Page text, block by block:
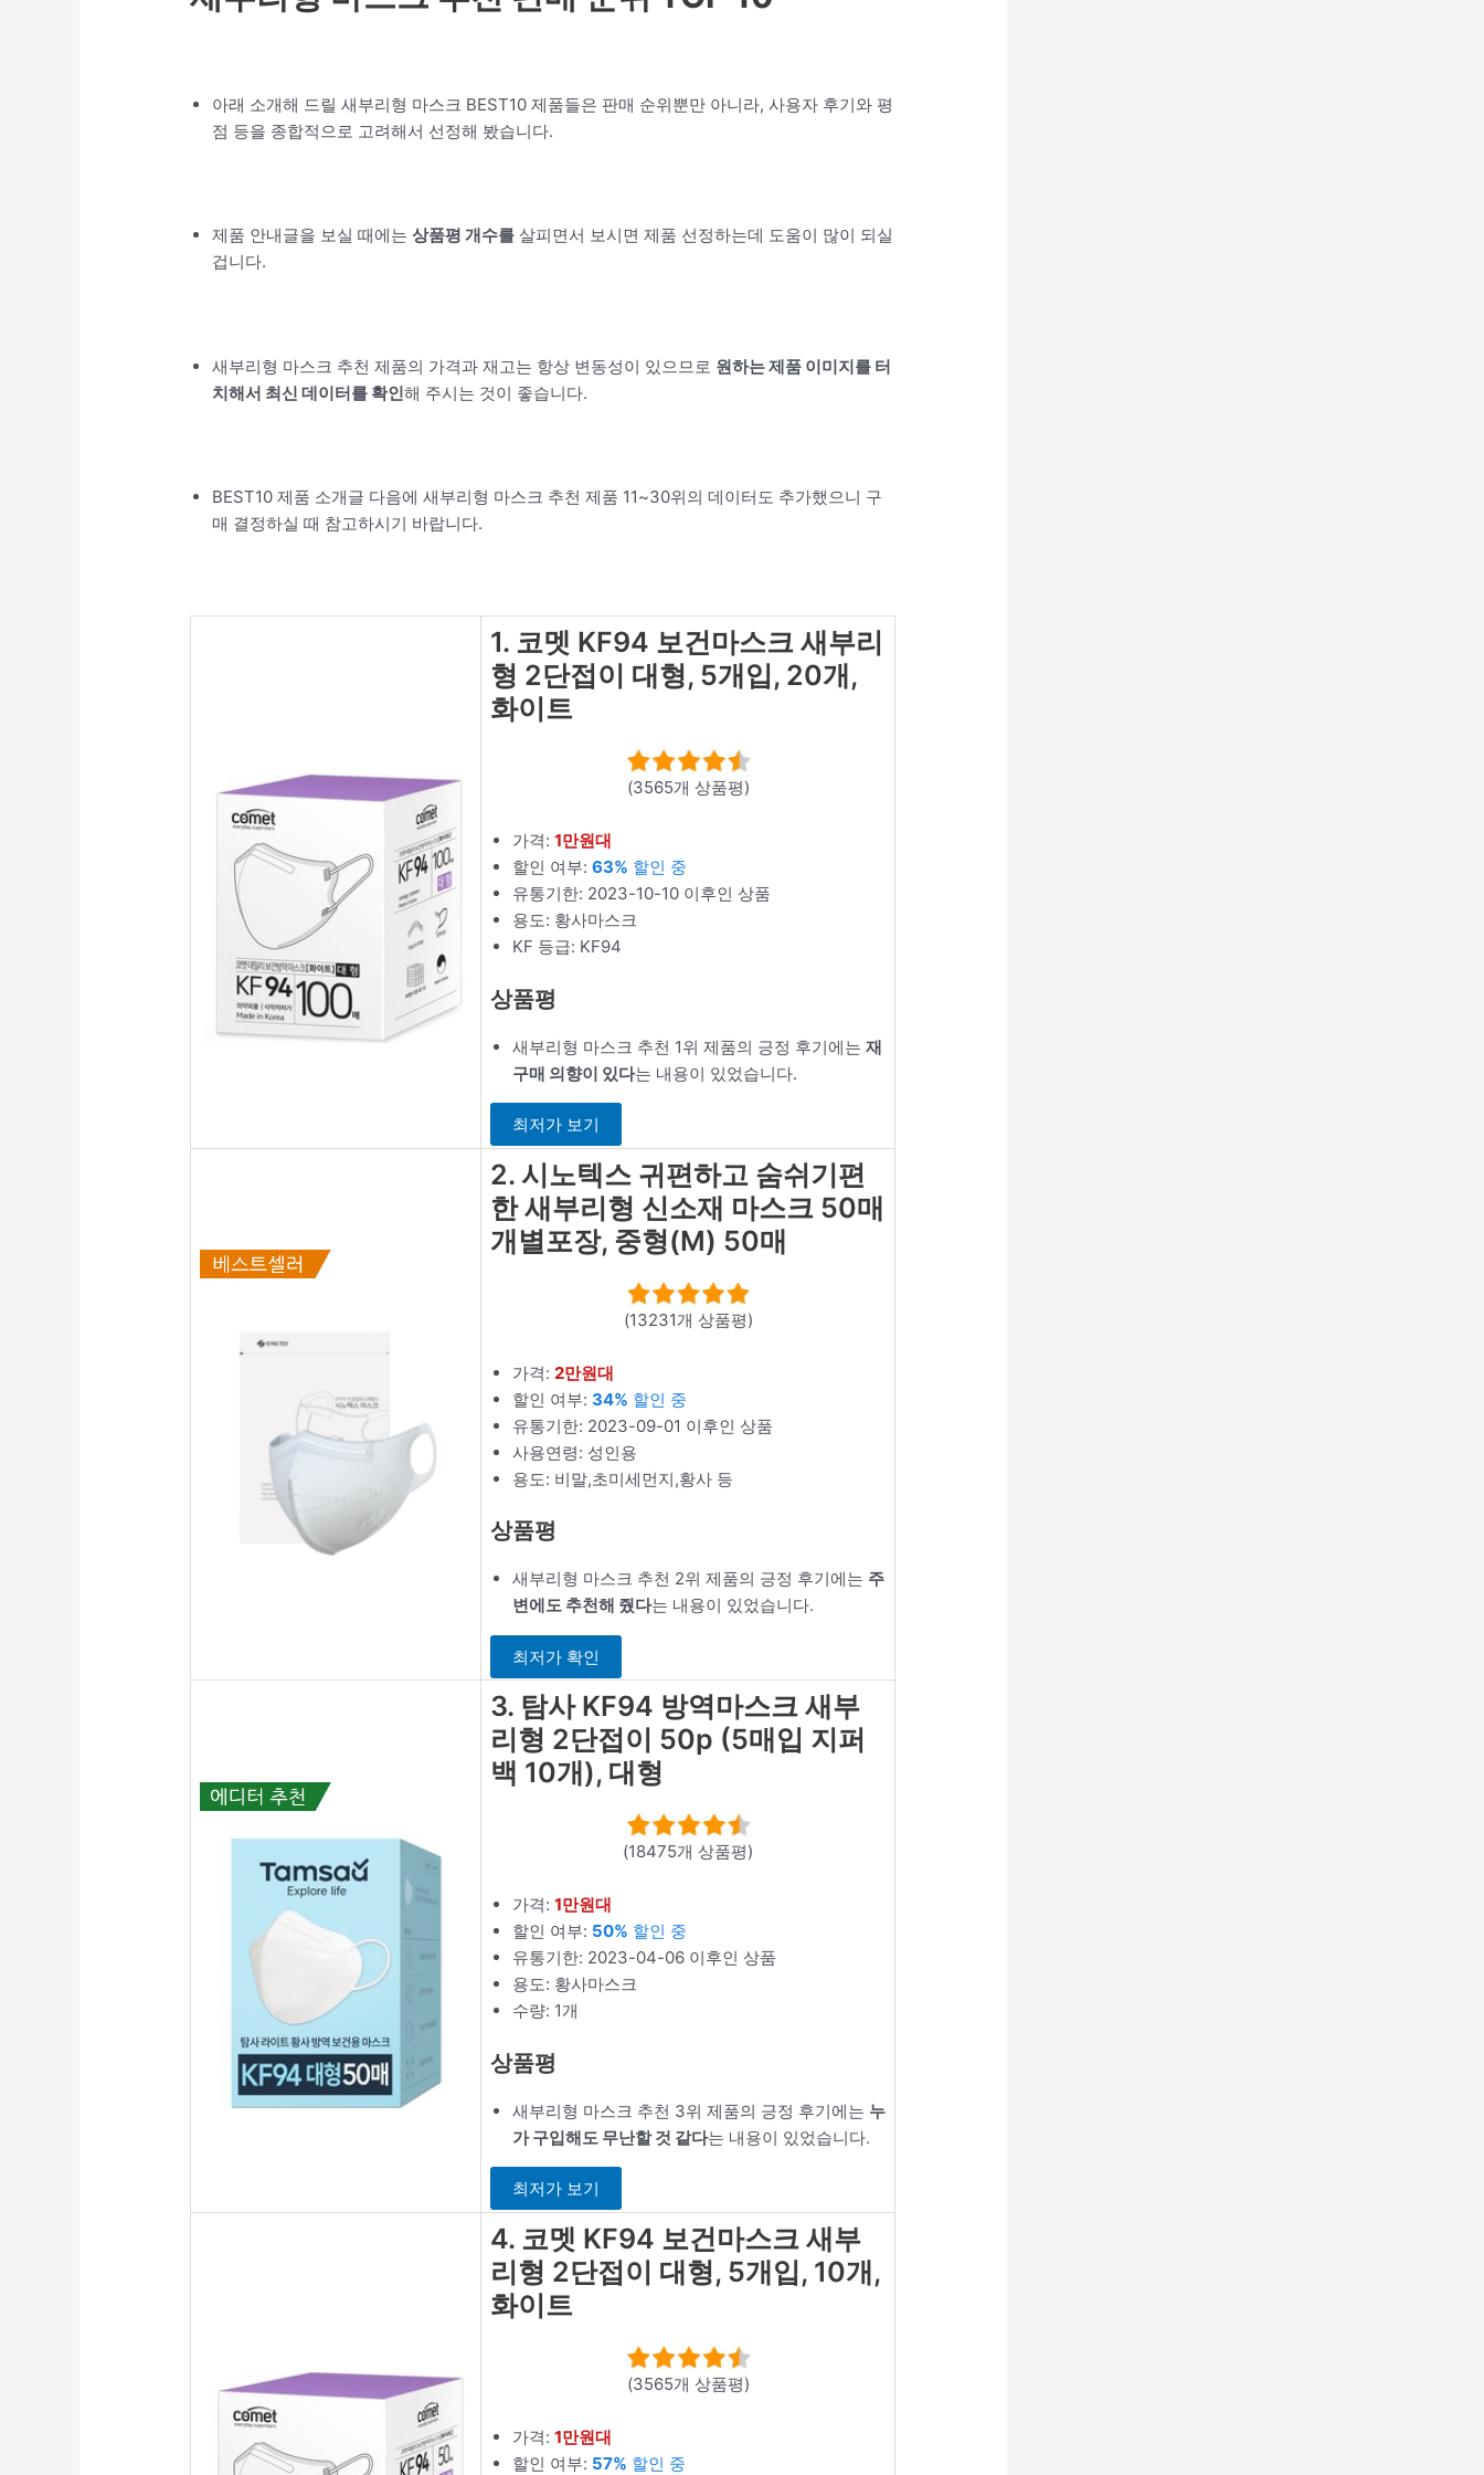
아래 소개해 드릴 새부리형 마스크 BEST10 제품들은 판매 순위뿐만 아니라, 사용자 후기와 평
점 등을 종합적으로 고려해서 선정해 봤습니다.
제품 안내글을 보실 때에는상품평 개수를 살피면서 보시면 제품 선정하는데 도움이 많이 되실
겁니다.
새부리형 마스크 추천 제품의 가격과 재고는 항상 변동성이 있으므로 원하는 제품 이미지를 터
치해서 최신 데이터를 확인해 주시는 것이 좋습니다.
BEST10 제품 소개글 다음에 새부리형 마스크 추천 제품 11~30위의 데이터도 추가했으니 구
매 결정하실 때 참고하시기 바랍니다.
1. 코멧 KF94 보건마스크 새부리
형 2단접이 대형, 5개입, 20개,
화이트
(3565개 상품평)
가격:1만원대
할인 여부:63% 할인 중
유통기한: 2023-10-10 이후인 상품
용도: 황사마스크
KF 등급: KF94
상품평
새부리형 마스크 추천 1위 제품의 긍정 후기에는재
구매 의향이 있다는 내용이 있었습니다.
최저가 보기
2. 시노텍스 귀편하고 숨쉬기편
한 새부리형 신소재 마스크 50매
개별포장, 중형(M) 50매
(13231개 상품평)
가격: 2만원대
할인 여부: 34% 할인 중
유통기한: 2023-09-01 이후인 상품
사용연령: 성인용
용도: 비말,초미세먼지,황사 등
상품평
새부리형 마스크 추천 2위 제품의 긍정 후기에는 주
변에도 추천해 줬다는 내용이 있었습니다.
최저가 확인
3. 탐사 KF94 방역마스크 새부
리형 2단접이 50p (5매입 지퍼
백 10개), 대형
(18475개 상품평)
가격:1만원대
할인 여부: 50% 할인 중
유통기한: 2023-04-06 이후인 상품
용도: 황사마스크
수량: 1개
상품평
새부리형 마스크 추천 3위 제품의 긍정 후기에는 누
가 구입해도 무난할 것 같다는 내용이 있었습니다.
최저가 보기
4. 코멧 KF94 보건마스크 새부
리형 2단접이 대형, 5개입, 10개,
화이트
(3565개 상품평)
가격:1만원대
할인 여부: 57% 할인 중